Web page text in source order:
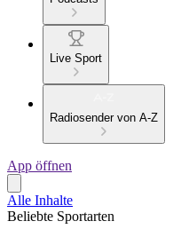
Live Sport
Radiosender von A-Z
App öffnen
Alle Inhalte
Beliebte Sportarten